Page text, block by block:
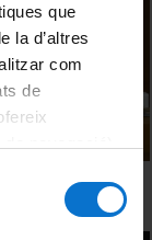
que
la d’altres
com
de
de la